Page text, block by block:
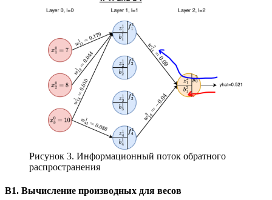
Рисунок 3. Информационный поток обратного
распространения
B1. Вычисление производных для весов